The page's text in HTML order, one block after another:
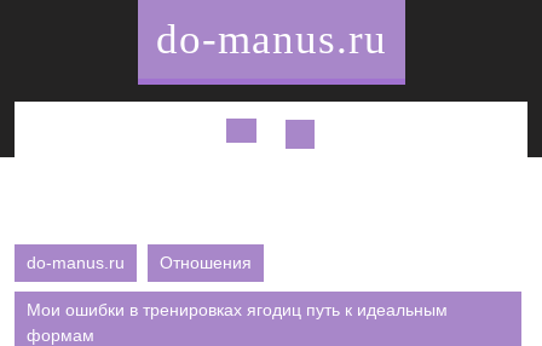
do-manus.ru
Кнопка
do-manus.ru Отношения
Мои ошибки в тренировках ягодиц путь к идеальным
формам